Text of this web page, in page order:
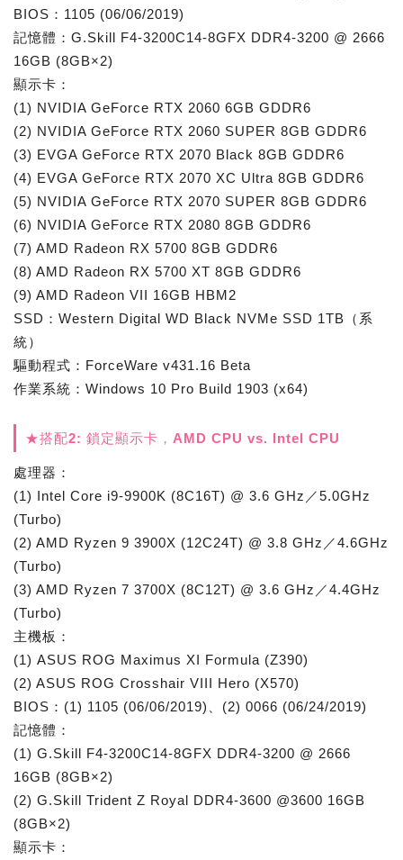
BIOS：1105 (06/06/2019)
記憶體：G.Skill F4-3200C14-8GFX DDR4-3200 @ 2666
16GB (8GB×2)
顯示卡：
(1) NVIDIA GeForce RTX 2060 6GB GDDR6
(2) NVIDIA GeForce RTX 2060 SUPER 8GB GDDR6
(3) EVGA GeForce RTX 2070 Black 8GB GDDR6
(4) EVGA GeForce RTX 2070 XC Ultra 8GB GDDR6
(5) NVIDIA GeForce RTX 2070 SUPER 8GB GDDR6
(6) NVIDIA GeForce RTX 2080 8GB GDDR6
(7) AMD Radeon RX 5700 8GB GDDR6
(8) AMD Radeon RX 5700 XT 8GB GDDR6
(9) AMD Radeon VII 16GB HBM2
SSD：Western Digital WD Black NVMe SSD 1TB（系
統）
驅動程式：ForceWare v431.16 Beta
作業系統：Windows 10 Pro Build 1903 (x64)
★搭配2: 鎖定顯示卡，AMD CPU vs. Intel CPU
處理器：
(1) Intel Core i9-9900K (8C16T) @ 3.6 GHz／5.0GHz
(Turbo)
(2) AMD Ryzen 9 3900X (12C24T) @ 3.8 GHz／4.6GHz
(Turbo)
(3) AMD Ryzen 7 3700X (8C12T) @ 3.6 GHz／4.4GHz
(Turbo)
主機板：
(1) ASUS ROG Maximus XI Formula (Z390)
(2) ASUS ROG Crosshair VIII Hero (X570)
BIOS：(1) 1105 (06/06/2019)、(2) 0066 (06/24/2019)
記憶體：
(1) G.Skill F4-3200C14-8GFX DDR4-3200 @ 2666
16GB (8GB×2)
(2) G.Skill Trident Z Royal DDR4-3600 @3600 16GB
(8GB×2)
顯示卡：